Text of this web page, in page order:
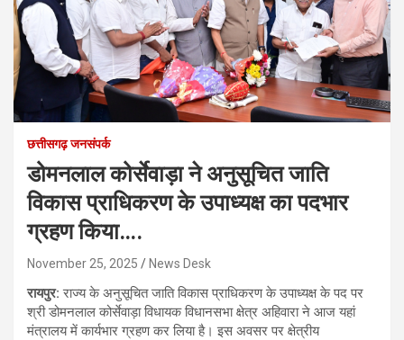
छत्तीसगढ़ जनसंपर्क
डोमनलाल कोर्सेवाड़ा ने अनुसूचित जाति
विकास प्राधिकरण के उपाध्यक्ष का पदभार
ग्रहण किया….
November 25, 2025 News Desk
रायपुर: राज्य के अनुसूचित जाति विकास प्राधिकरण के उपाध्यक्ष के पद पर
श्री डोमनलाल कोर्सेवाड़ा विधायक विधानसभा क्षेत्र अहिवारा ने आज यहां
मंत्रालय में कार्यभार ग्रहण कर लिया है। इस अवसर पर क्षेत्रीय